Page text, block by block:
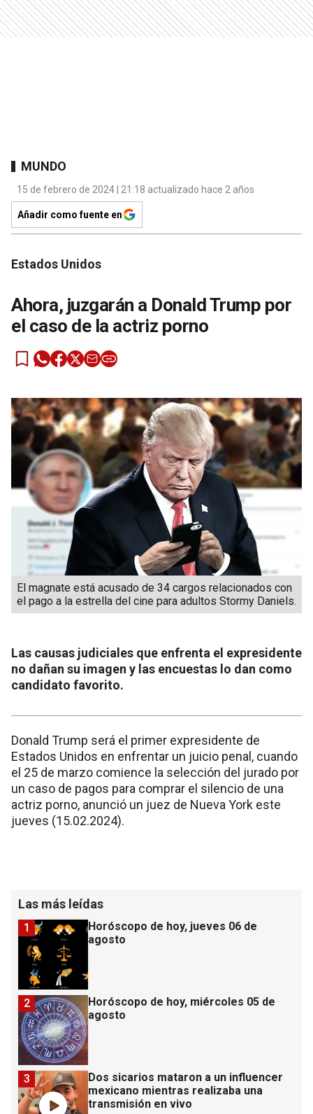
MUNDO
15 de febrero de 2024 | 21:18 actualizado hace 2 años
Añadir como fuente en
Estados Unidos
Ahora, juzgarán a Donald Trump por
el caso de la actriz porno
El magnate está acusado de 34 cargos relacionados con
el pago a la estrella del cine para adultos Stormy Daniels.
Las causas judiciales que enfrenta el expresidente
no dañan su imagen y las encuestas lo dan como
candidato favorito.
Donald Trump será el primer expresidente de
Estados Unidos en enfrentar un juicio penal, cuando
el 25 de marzo comience la selección del jurado por
un caso de pagos para comprar el silencio de una
actriz porno, anunció un juez de Nueva York este
jueves (15.02.2024).
Las más leídas
Horóscopo de hoy, jueves 06 de
agosto
1
Horóscopo de hoy, miércoles 05 de
agosto
2
Dos sicarios mataron a un influencer
mexicano mientras realizaba una
transmisión en vivo
3